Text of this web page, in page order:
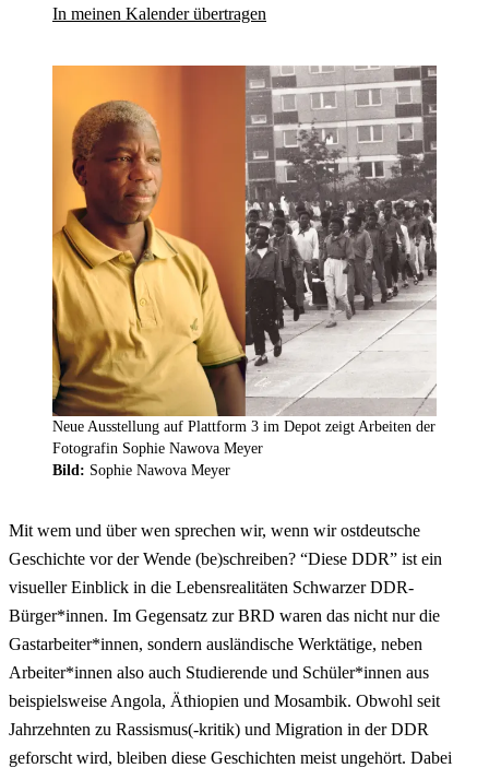
In meinen Kalender übertragen
Neue Ausstellung auf Plattform 3 im Depot zeigt Arbeiten der
Fotografin Sophie Nawova Meyer
Bild: Sophie Nawova Meyer
Mit wem und über wen sprechen wir, wenn wir ostdeutsche
Geschichte vor der Wende (be)schreiben? “Diese DDR” ist ein
visueller Einblick in die Lebensrealitäten Schwarzer DDR-
Bürger*innen. Im Gegensatz zur BRD waren das nicht nur die
Gastarbeiter*innen, sondern ausländische Werktätige, neben
Arbeiter*innen also auch Studierende und Schüler*innen aus
beispielsweise Angola, Äthiopien und Mosambik. Obwohl seit
Jahrzehnten zu Rassismus(-kritik) und Migration in der DDR
geforscht wird, bleiben diese Geschichten meist ungehört. Dabei